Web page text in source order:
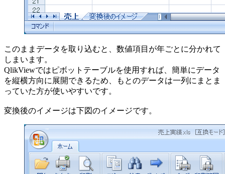
このままデータを取り込むと、数値項目が年ごとに分かれて
しまいます。
QlikViewではピボットテーブルを使用すれば、簡単にデータ
を縦横方向に展開できるため、もとのデータは一列にまとま
っていた方が使いやすいです。
変換後のイメージは下図のイメージです。